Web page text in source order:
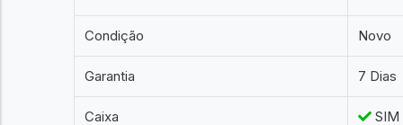
Condição Novo
Garantia 7 Dias
Caixa SIM